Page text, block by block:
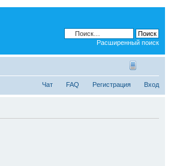
Расширенный поиск
Чат FAQ Регистрация Вход